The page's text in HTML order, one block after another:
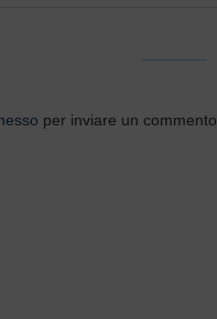
per inviare un commento.